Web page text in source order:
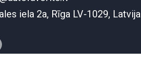
iela 2a, Rīga LV-1029, Latvija